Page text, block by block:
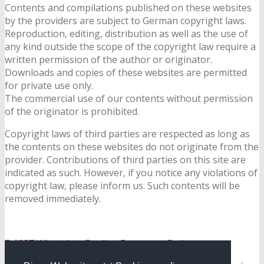
Contents and compilations published on these websites
by the providers are subject to German copyright laws.
Reproduction, editing, distribution as well as the use of
any kind outside the scope of the copyright law require a
written permission of the author or originator.
Downloads and copies of these websites are permitted
for private use only.
The commercial use of our contents without permission
of the originator is prohibited.
Copyright laws of third parties are respected as long as
the contents on these websites do not originate from the
provider. Contributions of third parties on this site are
indicated as such. However, if you notice any violations of
copyright law, please inform us. Such contents will be
removed immediately.
1337WhatsApp teilen tweeten
plussen